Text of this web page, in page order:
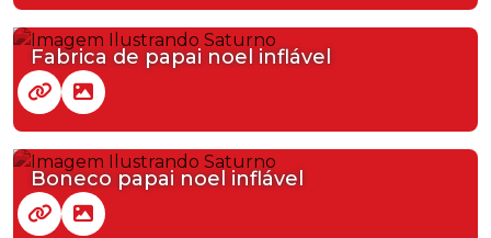
Fabrica de papai noel inflável
Boneco papai noel inflável